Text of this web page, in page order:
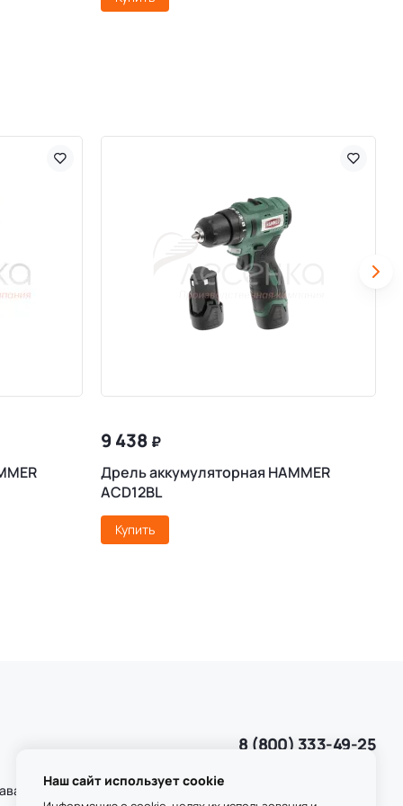
9 438 ₽
Дрель аккумуляторная HAMMER
ACD12BL
Купить
8 (800) 333-49-25
Наш сайт использует cookie